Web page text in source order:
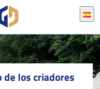
de los criadores